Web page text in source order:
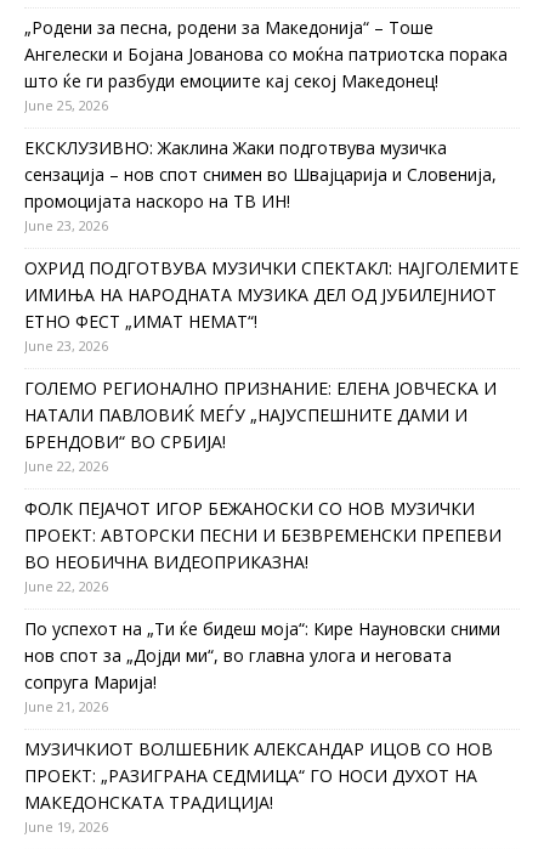
„Родени за песна, родени за Македонија“ – Тоше
Ангелески и Бојана Јованова со моќна патриотска порака
што ќе ги разбуди емоциите кај секој Македонец!
June 25, 2026
ЕКСКЛУЗИВНО: Жаклина Жаки подготвува музичка
сензација – нов спот снимен во Швајцарија и Словенија,
промоцијата наскоро на ТВ ИН!
June 23, 2026
ОХРИД ПОДГОТВУВА МУЗИЧКИ СПЕКТАКЛ: НАЈГОЛЕМИТЕ
ИМИЊА НА НАРОДНАТА МУЗИКА ДЕЛ ОД ЈУБИЛЕЈНИОТ
ЕТНО ФЕСТ „ИМАТ НЕМАТ“!
June 23, 2026
ГОЛЕМО РЕГИОНАЛНО ПРИЗНАНИЕ: ЕЛЕНА ЈОВЧЕСКА И
НАТАЛИ ПАВЛОВИЌ МЕЃУ „НАЈУСПЕШНИТЕ ДАМИ И
БРЕНДОВИ“ ВО СРБИЈА!
June 22, 2026
ФОЛК ПЕЈАЧОТ ИГОР БЕЖАНОСКИ СО НОВ МУЗИЧКИ
ПРОЕКТ: АВТОРСКИ ПЕСНИ И БЕЗВРЕМЕНСКИ ПРЕПЕВИ
ВО НЕОБИЧНА ВИДЕОПРИКАЗНА!
June 22, 2026
По успехот на „Ти ќе бидеш моја“: Кире Науновски сними
нов спот за „Дојди ми“, во главна улога и неговата
сопруга Марија!
June 21, 2026
МУЗИЧКИОТ ВОЛШЕБНИК АЛЕКСАНДАР ИЦОВ СО НОВ
ПРОЕКТ: „РАЗИГРАНА СЕДМИЦА“ ГО НОСИ ДУХОТ НА
МАКЕДОНСКАТА ТРАДИЦИЈА!
June 19, 2026